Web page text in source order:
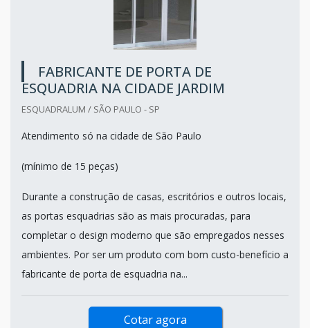
FABRICANTE DE PORTA DE
ESQUADRIA NA CIDADE JARDIM
ESQUADRALUM / SÃO PAULO - SP
Atendimento só na cidade de São Paulo
(mínimo de 15 peças)
Durante a construção de casas, escritórios e outros locais,
as portas esquadrias são as mais procuradas, para
completar o design moderno que são empregados nesses
ambientes. Por ser um produto com bom custo-benefício a
fabricante de porta de esquadria na...
Cotar agora